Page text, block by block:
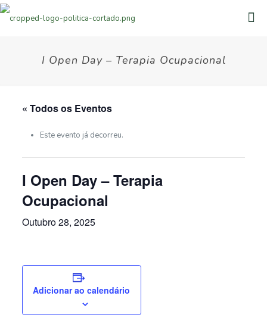
Observação:
este
I Open Day – Terapia Ocupacional
« Todos os Eventos
Este evento já decorreu.
I Open Day – Terapia
Ocupacional
Outubro 28, 2025
Adicionar ao calendário